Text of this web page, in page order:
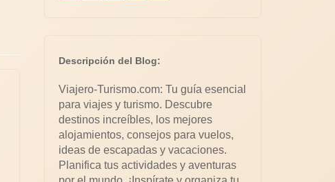
Descripción del Blog:
Viajero-Turismo.com: Tu guía esencial
para viajes y turismo. Descubre
destinos increíbles, los mejores
alojamientos, consejos para vuelos,
ideas de escapadas y vacaciones.
Planifica tus actividades y aventuras